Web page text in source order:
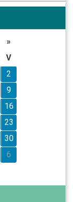
»
V
2
9
16
23
30
6